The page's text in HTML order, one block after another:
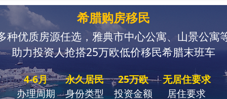
希腊购房移民
种优质房源任选，雅典市中心公寓、山景公寓
助力投资人抢搭25万欧低价移民希腊末班车
4-6月
办理周期
永久居民
身份类型
25万欧
投资金额
无居住要求
居住要求